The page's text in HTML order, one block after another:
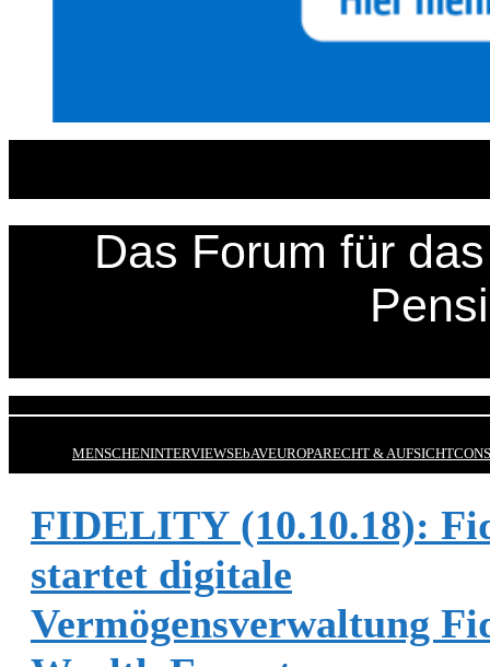
Das Forum für
MENSCHENINTERVIEWSEbAVEUROPARECHT & AUFSICHT
FIDELITY (10.10.18):
startet digitale
Vermögensverwaltung